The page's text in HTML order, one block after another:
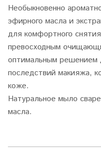
Необыкновенно
эфирного масла и
для комфортного
превосходным
оптимальным решением
последствий макияжа,
коже.
Натуральное мыло
масла.